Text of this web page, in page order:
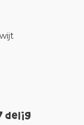
delig